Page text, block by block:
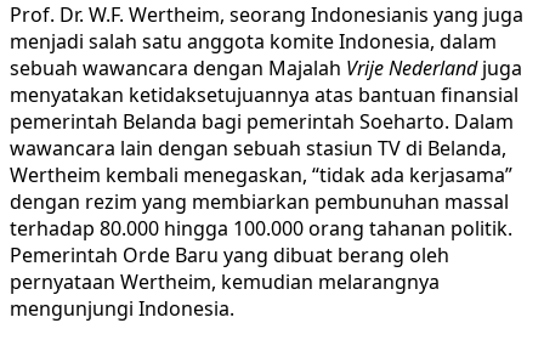
Prof. Dr. W.F. Wertheim, seorang Indonesianis yang juga
menjadi salah satu anggota komite Indonesia, dalam
sebuah wawancara dengan Majalah Vrije Nederlandjuga
menyatakan ketidaksetujuannya atas bantuan finansial
pemerintah Belanda bagi pemerintah Soeharto. Dalam
wawancara lain dengan sebuah stasiun TV di Belanda,
Wertheim kembali menegaskan, “tidak ada kerjasama”
dengan rezim yang membiarkan pembunuhan massal
terhadap 80.000 hingga 100.000 orang tahanan politik.
Pemerintah Orde Baru yang dibuat berang oleh
pernyataan Wertheim, kemudian melarangnya
mengunjungi Indonesia.